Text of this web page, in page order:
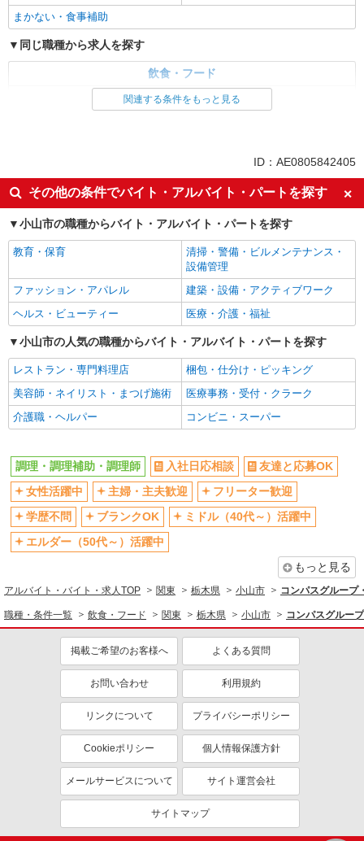
まかない・食事補助
同じ職種から求人を探す
飲食・フード
調理・調理補助・調理師
社会保険あり
社員登用あり
未経験歓迎
大学生歓迎
週2～3日勤務OK
扶養内勤務OK
副業・WワークOK
まかない・食事補助
関連する条件をもっと見る
ID：AE0805842405
その他の条件でバイト・アルバイト・パートを探す
小山市の職種からバイト・アルバイト・パートを探す
教育・保育
清掃・警備・ビルメンテナンス・
設備管理
ファッション・アパレル
建築・設備・アクティブワーク
ヘルス・ビューティー
医療・介護・福祉
小山市の人気の職種からバイト・アルバイト・パートを探す
レストラン・専門料理店
梱包・仕分け・ピッキング
美容師・ネイリスト・まつげ施術
医療事務・受付・クラーク
介護職・ヘルパー
コンビニ・スーパー
調理・調理補助・調理師 入社日応相談
友達と応募OK
女性活躍中
主婦・主夫歓迎
フリーター歓迎
学歴不問
ブランクOK
ミドル（40代～）活躍中
エルダー（50代～）活躍中
もっと見る
アルバイト・バイト・求人TOP 関東 栃木県 小山市 コンパスグルー
職種・条件一覧 飲食・フード 関東 栃木県 小山市 コンパスグルー
掲載ご希望のお客様へ よくある質問
お問い合わせ 利用規約
リンクについて プライバシーポリシー
Cookieポリシー 個人情報保護方針
メールサービスについて サイト運営会社
サイトマップ